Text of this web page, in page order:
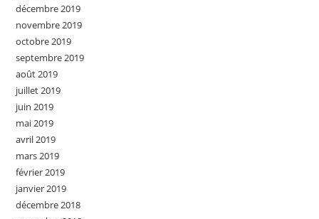
décembre 2019
novembre 2019
octobre 2019
septembre 2019
août 2019
juillet 2019
juin 2019
mai 2019
avril 2019
mars 2019
février 2019
janvier 2019
décembre 2018